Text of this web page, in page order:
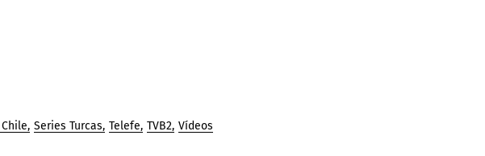
Series Turcas Telefe TVB2 Vídeos